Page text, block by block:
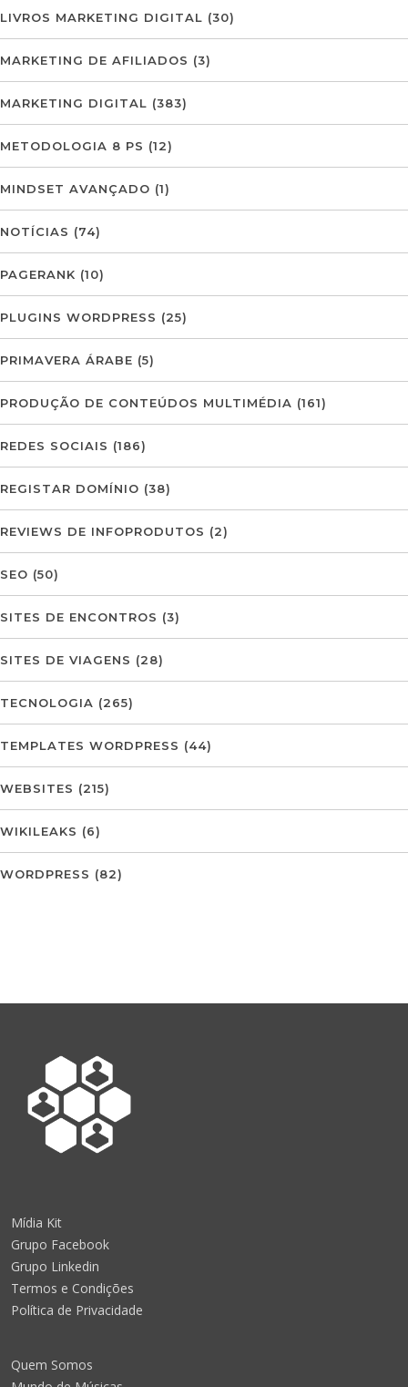
LIVROS MARKETING DIGITAL (30)
MARKETING DE AFILIADOS (3)
MARKETING DIGITAL (383)
METODOLOGIA 8 PS (12)
MINDSET AVANÇADO (1)
NOTÍCIAS (74)
PAGERANK (10)
PLUGINS WORDPRESS (25)
PRIMAVERA ÁRABE (5)
PRODUÇÃO DE CONTEÚDOS MULTIMÉDIA (161)
REDES SOCIAIS (186)
REGISTAR DOMÍNIO (38)
REVIEWS DE INFOPRODUTOS (2)
SEO (50)
SITES DE ENCONTROS (3)
SITES DE VIAGENS (28)
TECNOLOGIA (265)
TEMPLATES WORDPRESS (44)
WEBSITES (215)
WIKILEAKS (6)
WORDPRESS (82)
Mídia Kit
Grupo Facebook
Grupo Linkedin
Termos e Condições
Política de Privacidade
Quem Somos